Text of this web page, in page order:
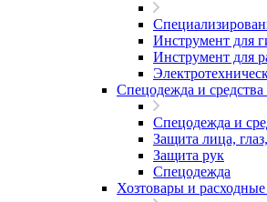
Инструмент для
Инструмент для
Спецодежда и
Спецодежда и
Защита лица,
Защита рук
Спецодежда
Хозтовары и